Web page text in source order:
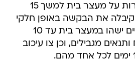
במשטרה ביקשו להורות על מעצר בית למשך 15
את הבקשה באופן חלקי
בלבד וקבעה כי השניים ישהו במעצר בית עד 10
מגבילים, וכן צו עיכוב